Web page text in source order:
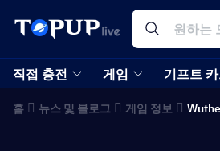
직접 충전 게임 기프트
홈 뉴스 및 블로그 게임 정보